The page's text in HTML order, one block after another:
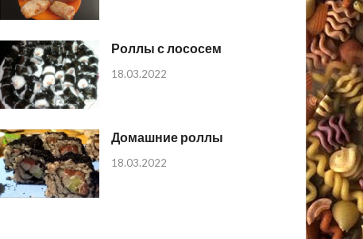
Роллы с лососем
18.03.2022
Домашние роллы
18.03.2022